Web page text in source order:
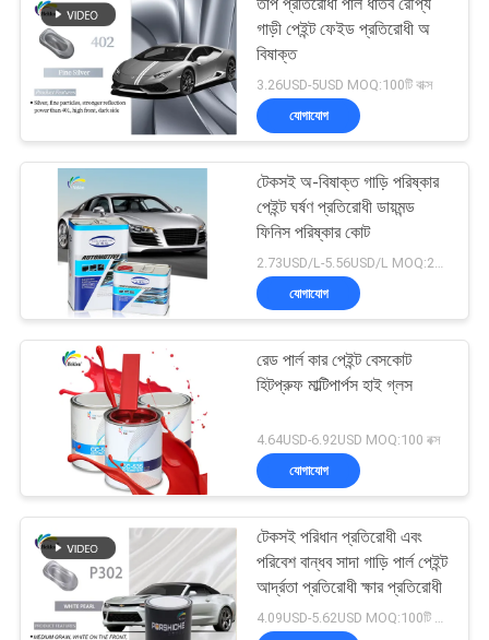
কারখানা
ভ্রমণ
মান
নিয়ন্ত্রণ
আমাদের
সাথে
যোগাযোগ
উদ্ধৃতির
জন্য
আবেদন
কার পেইন্ট বেসকোট
গাড়ির পেইন্ট টপ কোট
105
অটো পলিস্টার পিট্টি
12
তাপ প্রতিরোধী পার্ল ধাতব রৌপ্য
গাড়ী পেইন্ট ফেইড প্রতিরোধী অ
বিষাক্ত
3.26USD-5USD MOQ:100টি বাক্স
যোগাযোগ
টেকসই অ-বিষাক্ত গাড়ি পরিষ্কার
পেইন্ট ঘর্ষণ প্রতিরোধী ডায়মন্ড
ফিনিস পরিষ্কার কোট
যোগাযোগ
রেড পার্ল কার পেইন্ট বেসকোট
হিটপ্রুফ মাল্টিপার্পস হাই গ্লস
4.64USD-6.92USD MOQ:100 বক্স
যোগাযোগ
টেকসই পরিধান প্রতিরোধী এবং
পরিবেশ বান্ধব সাদা গাড়ি পার্ল পেইন্ট
আর্দ্রতা প্রতিরোধী ক্ষার প্রতিরোধী
4.09USD-5.62USD MOQ:100টি বাক্স